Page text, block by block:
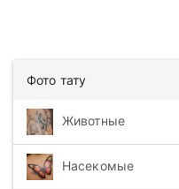
Фото тату
Животные
Насекомые